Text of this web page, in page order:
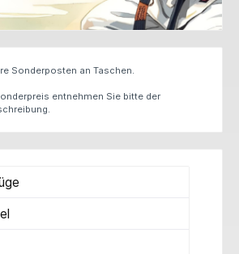
Sonderposten an Taschen.
entnehmen Sie bitte der